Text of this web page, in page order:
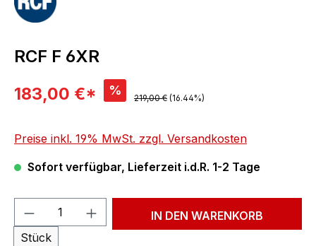
RCF F 6XR
Verkaufspreis:
183,00 €* % Regulärer Preis:
219,00 € (16.44%)
Preise inkl. 19% MwSt. zzgl. Versandkosten
Sofort verfügbar, Lieferzeit i.d.R. 1-2 Tage
Produkt Anzahl: Gib den
Stück
IN DEN WARENKORB